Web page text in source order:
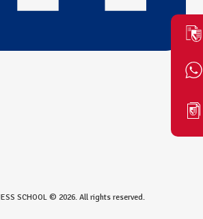
SCHOOL © 2026. All rights reserved.